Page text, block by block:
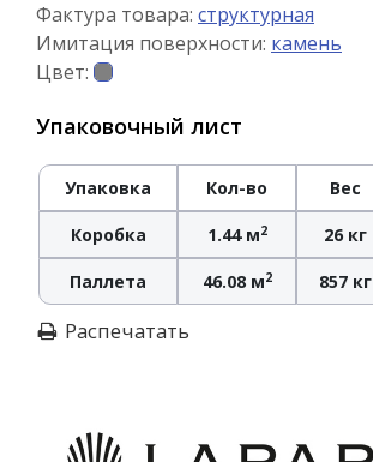
Фактура товара: структурная
Имитация поверхности: камень
Цвет:
Упаковочный лист
Упаковка Кол-во Вес
Коробка 1.44 м2 26 кг
Паллета 46.08 м2 857 кг
Распечатать